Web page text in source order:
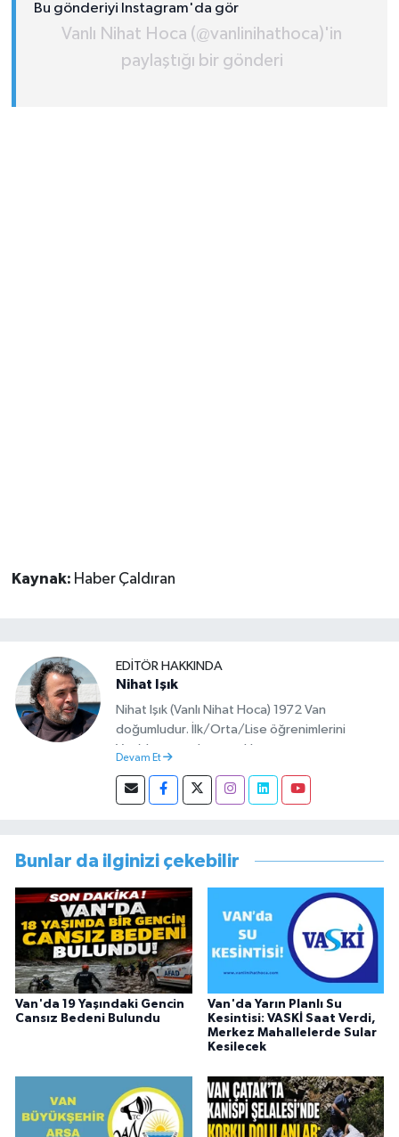
Bu gönderiyi Instagram'da gör
Vanlı Nihat Hoca (@vanlinihathoca)'in
paylaştığı bir gönderi
Kaynak: Haber Çaldıran
EDITÖR HAKKINDA
Nihat Işık
Nihat Işık (Vanlı Nihat Hoca) 1972 Van
doğumludur. İlk/Orta/Lise öğrenimlerini
Van’da tamamlamıştır. Hacettepe mezunu
başlamıştır. Asteğmen olarak yaptığı vatani
görevi dönüşü Van Sosyal Hizmetler İl
görevini yürütürken istifa edip sosyal medyayı
tercih etmiştir.
Devam Et
Bunlar da ilginizi çekebilir
Van'da 19 Yaşındaki Gencin
Cansız Bedeni Bulundu
Van'da Yarın Planlı Su
Kesintisi: VASKİ Saat Verdi,
Merkez Mahallelerde Sular
Kesilecek